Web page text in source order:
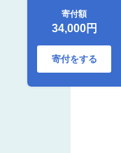
リー（1名様）
2026年11月15日開
催【 マラソン 茨城
県 日立市 】
寄付額
34,000円
寄付をする